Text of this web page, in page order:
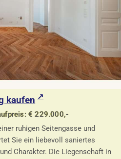
kaufen
€ 229.000,-
ruhigen Seitengasse und
Sie ein liebevoll saniertes
Charakter. Die Liegenschaft in